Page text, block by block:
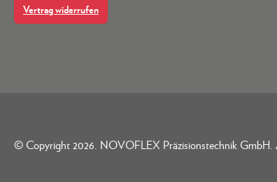
Vertrag widerrufen
© Copyright 2026. NOVOFLEX Präzisionstechnik GmbH.